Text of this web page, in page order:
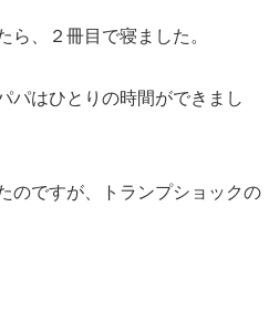
ら、２冊目で寝ました。
パはひとりの時間ができまし
のですが、トランプショックの